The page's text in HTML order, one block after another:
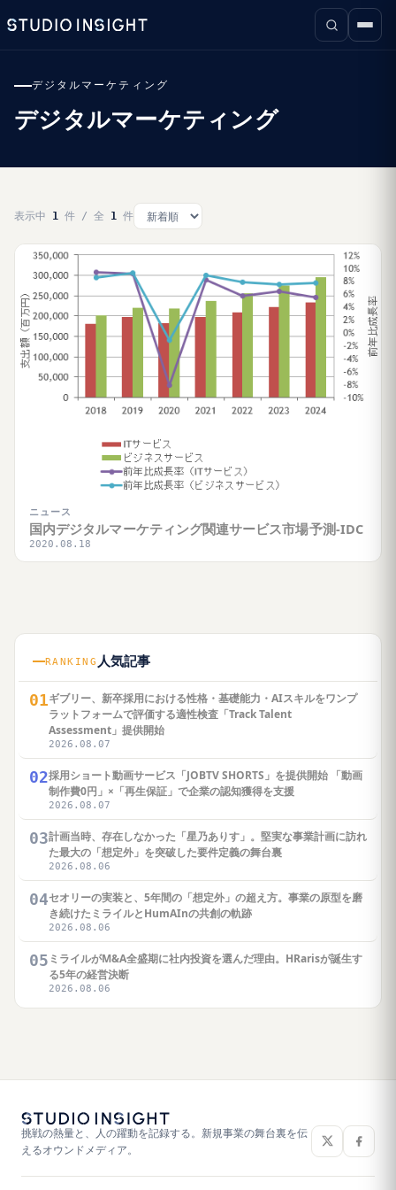
デジタルマーケティング
デジタルマーケティング
表示中 1 件 / 全 1 件
ニュース
国内デジタルマーケティング関連サービス市場予測-IDC
2020.08.18
RANKING 人気記事
01ギブリー、新卒採用における性格・基礎能力・AIスキルをワンプ
ラットフォームで評価する適性検査「Track Talent
Assessment」提供開始
2026.08.07
02採用ショート動画サービス「JOBTV SHORTS」を提供開始 「動画
制作費0円」×「再生保証」で企業の認知獲得を支援
2026.08.07
03計画当時、存在しなかった「星乃ありす」。堅実な事業計画に訪れ
た最大の「想定外」を突破した要件定義の舞台裏
2026.08.06
04セオリーの実装と、5年間の「想定外」の超え方。事業の原型を磨
き続けたミライルとHumAInの共創の軌跡
2026.08.06
05 ミライルがM&A全盛期に社内投資を選んだ理由。HRarisが誕生す
る5年の経営決断
2026.08.06
挑戦の熱量と、人の躍動を記録する。新規事業の舞台裏を伝
えるオウンドメディア。